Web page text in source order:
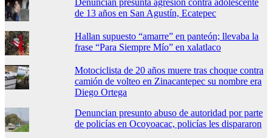
Denuncian presunta agresión contra adolescente
de 13 años en San Agustín, Ecatepec
Hallan supuesto “amarre” en panteón; llevaba la
frase “Para Siempre Mío” en xalatlaco
Motociclista de 20 años muere tras choque contra
camión de volteo en Zinacantepec su nombre era
Diego Ortega
Denuncian presunto abuso de autoridad por parte
de policías en Ocoyoacac, policías les dispararon